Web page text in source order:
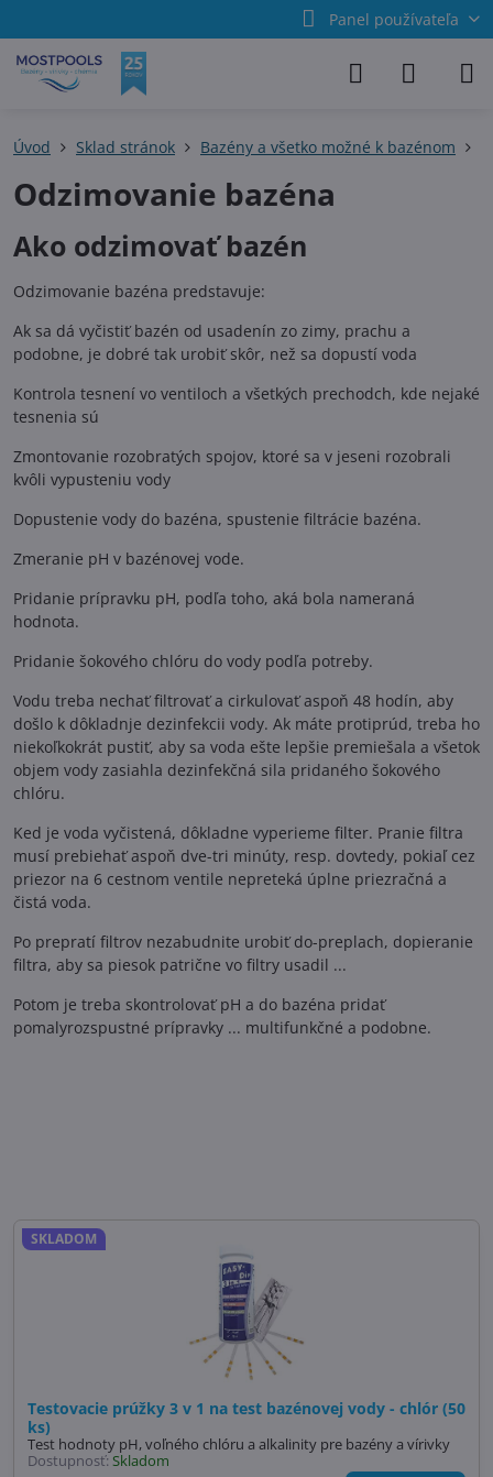
Panel používateľa
Úvod Sklad stránok Bazény a všetko možné k bazénom
Odzimovanie bazéna
Ako odzimovať bazén
Odzimovanie bazéna predstavuje:
Ak sa dá vyčistiť bazén od usadenín zo zimy, prachu a
podobne, je dobré tak urobiť skôr, než sa dopustí voda
Kontrola tesnení vo ventiloch a všetkých prechodch, kde nejaké
tesnenia sú
Zmontovanie rozobratých spojov, ktoré sa v jeseni rozobrali
kvôli vypusteniu vody
Dopustenie vody do bazéna, spustenie filtrácie bazéna.
Zmeranie pH v bazénovej vode.
Pridanie prípravku pH, podľa toho, aká bola nameraná
hodnota.
Pridanie šokového chlóru do vody podľa potreby.
Vodu treba nechať filtrovať a cirkulovať aspoň 48 hodín, aby
došlo k dôkladnje dezinfekcii vody. Ak máte protiprúd, treba ho
niekoľkokrát pustiť, aby sa voda ešte lepšie premiešala a všetok
objem vody zasiahla dezinfekčná sila pridaného šokového
chlóru.
Ked je voda vyčistená, dôkladne vyperieme filter. Pranie filtra
musí prebiehať aspoň dve-tri minúty, resp. dovtedy, pokiaľ cez
priezor na 6 cestnom ventile nepreteká úplne priezračná a
čistá voda.
Po prepratí filtrov nezabudnite urobiť do-preplach, dopieranie
filtra, aby sa piesok patrične vo filtry usadil ...
Potom je treba skontrolovať pH a do bazéna pridať
pomalyrozspustné prípravky ... multifunkčné a podobne.
Testovacie prúžky 3 v 1 na test bazénovej vody - chlór (50
ks)
SKLADOM
Test hodnoty pH, voľného chlóru a alkalinity pre bazény a vírivky
Dostupnosť: Skladom